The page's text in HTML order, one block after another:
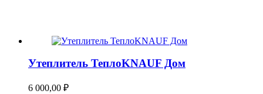
Утеплитель ТеплоKNAUF Дом
6 000,00 ₽